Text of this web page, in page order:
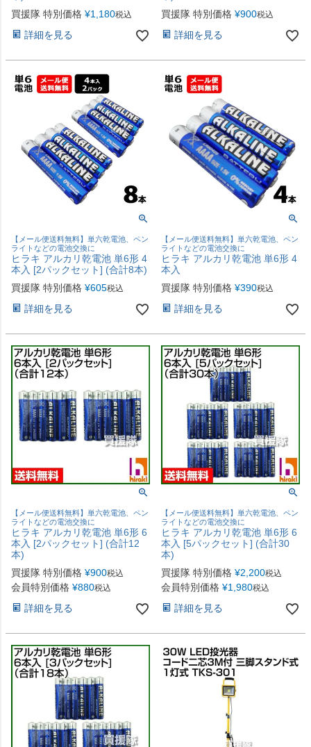
買援隊 特別価格 ¥1,180税込
詳細を見る
買援隊 特別価格 ¥900税込
詳細を見る
【メール便送料無料】単六乾電池、ペン
ライトなどの電池交換に
ヒラキ アルカリ乾電池 単6形 4
本入 [2パックセット] (合計8本)
買援隊 特別価格 ¥605税込
詳細を見る
【メール便送料無料】単六乾電池、ペン
ライトなどの電池交換に
ヒラキ アルカリ乾電池 単6形 4
本入
買援隊 特別価格 ¥390税込
詳細を見る
【メール便送料無料】単六乾電池、ペン
ライトなどの電池交換に
ヒラキ アルカリ乾電池 単6形 6
本入 [2パックセット] (合計12
本)
買援隊 特別価格 ¥900税込
会員特別価格 ¥880税込
詳細を見る
【メール便送料無料】単六乾電池、ペン
ライトなどの電池交換に
ヒラキ アルカリ乾電池 単6形 6
本入 [5パックセット] (合計30
本)
買援隊 特別価格 ¥2,200税込
会員特別価格 ¥1,980税込
詳細を見る